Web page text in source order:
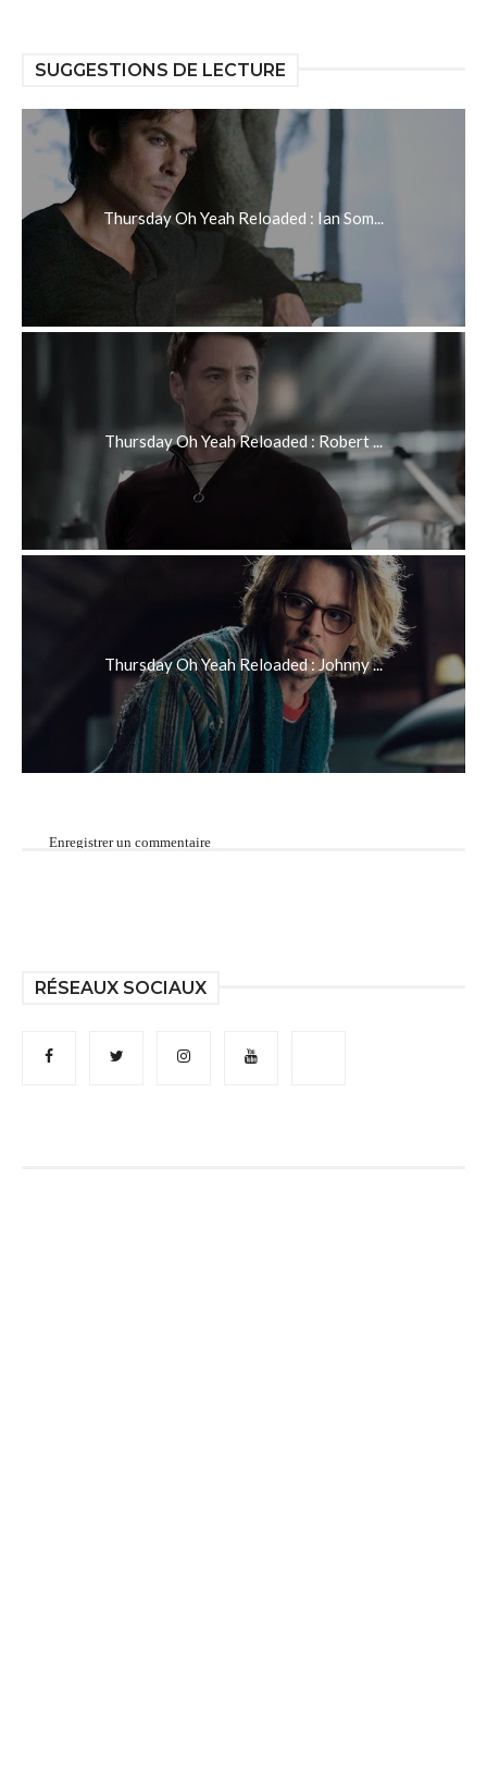
SUGGESTIONS DE LECTURE
Thursday Oh Yeah Reloaded : Ian Som...
Thursday Oh Yeah Reloaded : Robert ...
Thursday Oh Yeah Reloaded : Johnny ...
Enregistrer un commentaire
RÉSEAUX SOCIAUX